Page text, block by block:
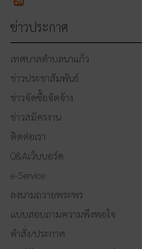
ข่าวประกาศ
เทศบาลตำบลนาแก้ว
ข่าวประชาสัมพันธ์
ข่าวจัดซื้อจัดจ้าง
ข่าวสมัครงาน
ติดต่อเรา
Q&Aเว็บบอร์ด
e-Service
ลงนามถวายพระพร
แบบสอบถามความพึงพอใจ
คำสั่ง/ประกาศ